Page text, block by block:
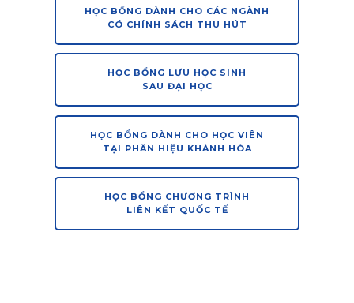
HỌC BỔNG DÀNH CHO CÁC NGÀNH
CÓ CHÍNH SÁCH THU HÚT
HỌC BỔNG LƯU HỌC SINH
SAU ĐẠI HỌC
HỌC BỔNG DÀNH CHO HỌC VIÊN
TẠI PHÂN HIỆU KHÁNH HÒA
HỌC BỔNG CHƯƠNG TRÌNH
LIÊN KẾT QUỐC TẾ